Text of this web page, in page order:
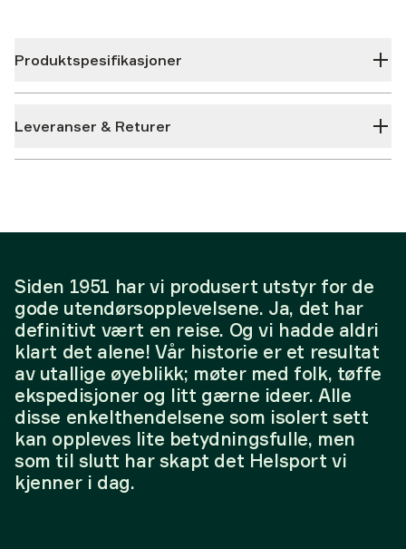
Produktspesifikasjoner
Leveranser & Returer
Siden 1951 har vi produsert utstyr for de
gode utendørsopplevelsene. Ja, det har
definitivt vært en reise. Og vi hadde aldri
klart det alene! Vår historie er et resultat
av utallige øyeblikk; møter med folk, tøffe
ekspedisjoner og litt gærne ideer. Alle
disse enkelthendelsene som isolert sett
kan oppleves lite betydningsfulle, men
som til slutt har skapt det Helsport vi
kjenner i dag.